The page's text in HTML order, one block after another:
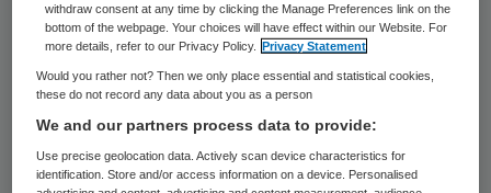
Winterswijk al nauw samen en nemen ze
met enige regelmaat elkaars patiënten
over, schrijft Tubantia.
Het stokken van de doorstroom naar de
thuiszorg is ook de specialisten in het
withdraw consent at any time by clicking the Manage Preferences link on the
bottom of the webpage. Your choices will have effect within our Website. For
more details, refer to our Privacy Policy.
Privacy Statement
Would you rather not? Then we only place essential and statistical cookies,
these do not record any data about you as a person
We and our partners process data to provide:
Use precise geolocation data. Actively scan device characteristics for
identification. Store and/or access information on a device. Personalised